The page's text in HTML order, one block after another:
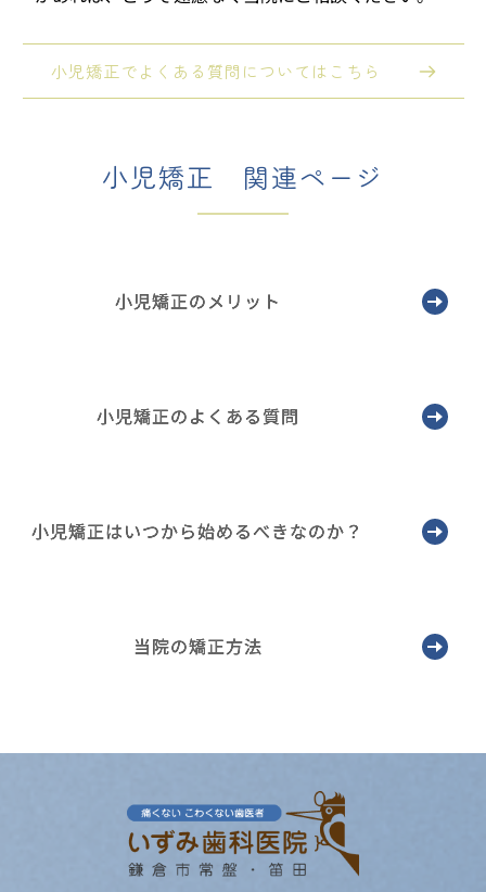
小児矯正でよくある質問についてはこちら
小児矯正　関連ページ
小児矯正のメリット
小児矯正のよくある質問
小児矯正はいつから始めるべきなのか？
当院の矯正方法